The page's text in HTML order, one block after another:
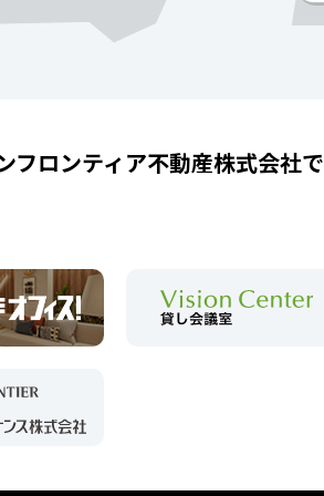
フロンティア不動産株式会社で